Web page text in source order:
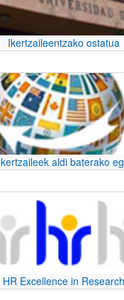
Ikertzaileentzako ostatua
aldi baterako
HR Excellence in Research